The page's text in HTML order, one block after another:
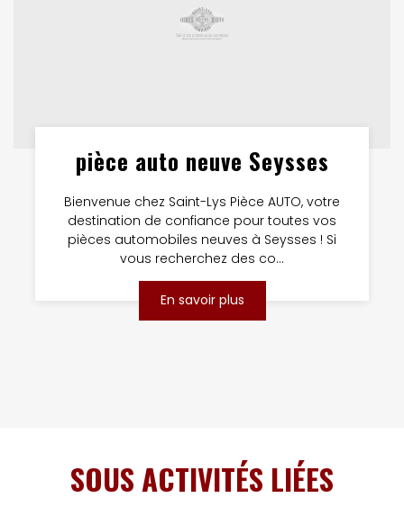
pièce auto neuve Seysses
Bienvenue chez Saint-Lys Pièce AUTO, votre
destination de confiance pour toutes vos
pièces automobiles neuves à Seysses ! Si
vous recherchez des co...
En savoir plus
SOUS ACTIVITÉS LIÉES